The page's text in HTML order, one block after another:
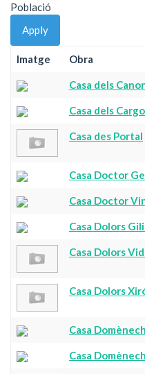
Població
Apply
Imatge Obra
Casa dels
Casa dels
Casa des Portal
Casa Doctor
Casa Doctor
Casa Dolors
Casa Dolors
Casa Dolors
Casa
Casa